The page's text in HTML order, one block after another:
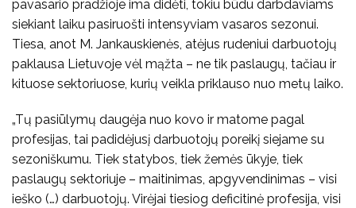
pavasario pradžioje ima didėti, tokiu būdu darbdaviams
siekiant laiku pasiruošti intensyviam vasaros sezonui.
Tiesa, anot M. Jankauskienės, atėjus rudeniui darbuotojų
paklausa Lietuvoje vėl mąžta – ne tik paslaugų, tačiau ir
kituose sektoriuose, kurių veikla priklauso nuo metų laiko.
„Tų pasiūlymų daugėja nuo kovo ir matome pagal
profesijas, tai padidėjusį darbuotojų poreikį siejame su
sezoniškumu. Tiek statybos, tiek žemės ūkyje, tiek
paslaugų sektoriuje – maitinimas, apgyvendinimas – visi
ieško (…) darbuotojų. Virėjai tiesiog deficitinė profesija, visi